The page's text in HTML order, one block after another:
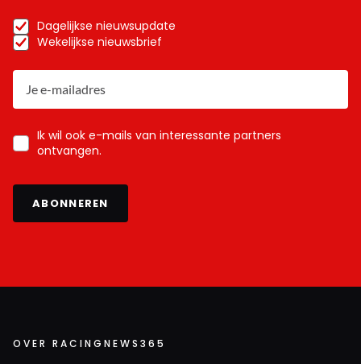
Dagelijkse nieuwsupdate
Wekelijkse nieuwsbrief
Ik wil ook e-mails van interessante partners
ontvangen.
ABONNEREN
OVER RACINGNEWS365